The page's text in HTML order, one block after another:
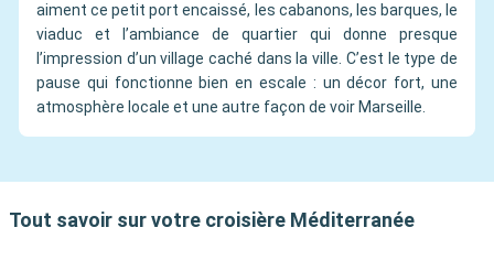
aiment ce petit port encaissé, les cabanons, les barques, le
viaduc et l’ambiance de quartier qui donne presque
l’impression d’un village caché dans la ville. C’est le type de
pause qui fonctionne bien en escale : un décor fort, une
atmosphère locale et une autre façon de voir Marseille.
Tout savoir sur votre croisière Méditerranée